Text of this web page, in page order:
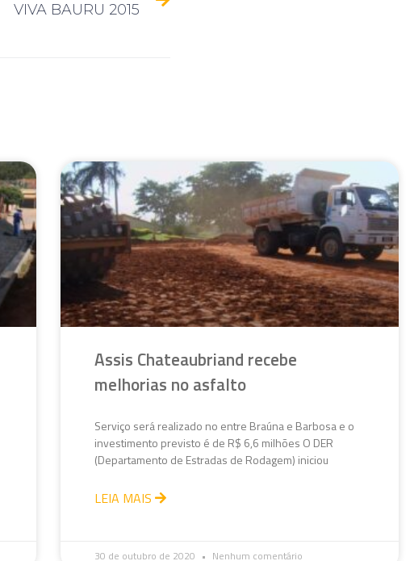
VIVA BAURU 2015
Assis Chateaubriand recebe
melhorias no asfalto
Serviço será realizado no entre Braúna e Barbosa e o
investimento previsto é de R$ 6,6 milhões O DER
(Departamento de Estradas de Rodagem) iniciou
LEIA MAIS
30 de outubro de 2020 Nenhum comentário